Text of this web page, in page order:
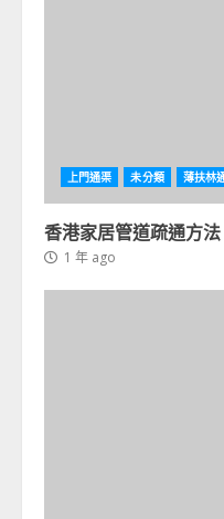
上門通渠 未分類 薄扶林
香港家居管道疏通方
1 年 ago